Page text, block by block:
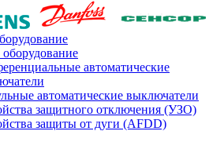
автоматические
автоматические выключатели
защитного отключения (УЗО)
защиты от дуги (AFDD)